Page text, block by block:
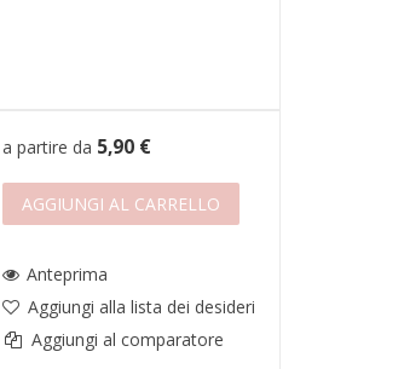
a partire da 5,90 €
AGGIUNGI AL CARRELLO
Anteprima
Aggiungi alla lista dei desideri
Aggiungi al comparatore